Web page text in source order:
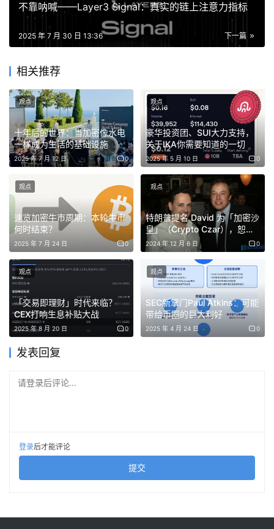
1,100 USDT！
红包不只是发礼物，更是致富新方式！在活动期间，只要用
比例，即可获得最高300%的超级补贴。红包类型覆盖指定
币种（AITECH、LF、AVA、ZETA）与主流币种（BTC、
ETH、USDT、XRP等），玩法灵活，激励丰厚。
比如，用户发出50人领取且领取比例≥80%的指定币种红
包，即可获得200%补贴，最高达700 USDT。而主流币种
补贴上限也高达400 USDT，轻松实现“发得多、赚得多”。
值得关注的是，活动奖池将根据红包领取总人数动态扩容
——每增加5,000人，奖池即加码1万USDT，最多累计至
150,000 USDT！
红包如何玩？3步搞定发送，一键领取
火币HTX红包功能简单直观，无论是发送还是领取都极为便
捷，只需将APP升级至最新版本（Android 10.53.1及以
上，iOS 10.54.0及以上）：
● 发送红包：进入火币HTX APP首页「更多」-「红包」，
● 分享方式：支持链接、口令和海报三种方式发放红包，
适合社群群发、私聊派送等多种社交场景。
不靠呐喊——Layer3 Signal：真实的链上注意力指标
下一篇
2025 年 7 月 30 日 13:36
相关推荐
十年后的世界：当加密像水电
一样成为生活的基础设施
2025 年 7 月 12 日 0
观点
豪华投资团、SUI大力支持，
关于IKA你需要知道的一切
2025 年 5 月 10 日 0
观点
速览加密牛市周期：本轮牛市
何时结束？
2025 年 7 月 24 日 0
观点
特朗普提名 David 为「加密沙
皇」（Crypto Czar），恕瑞
玛你们的皇帝回来了？
2024 年 12 月 6 日 0
观点
「交易即理财」时代来临？
CEX打响生息补贴大战
2025 年 8 月 20 日 0
观点
SEC新掌门Paul Atkins：可能
带给币圈的巨大利好
2025 年 4 月 24 日 0
观点
发表回复
请登录后评论...
登录后才能评论
提交